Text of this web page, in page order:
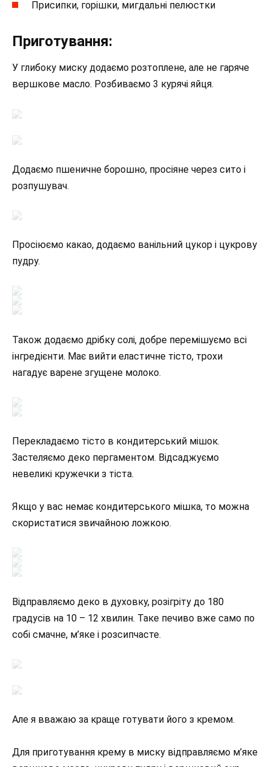
Присипки, горішки, мигдальні пелюстки
Приготування:
У глибоку миску додаємо розтоплене, але не гаряче
вершкове масло. Розбиваємо 3 курячі яйця.
Додаємо пшеничне борошно, просіяне через сито і
розпушувач.
Просіюємо какао, додаємо ванільний цукор і цукрову
пудру.
Також додаємо дрібку солі, добре перемішуємо всі
інгредієнти. Має вийти еластичне тісто, трохи
нагадує варене згущене молоко.
Перекладаємо тісто в кондитерський мішок.
Застеляємо деко пергаментом. Відсаджуємо
невеликі кружечки з тіста.
Якщо у вас немає кондитерського мішка, то можна
скористатися звичайною ложкою.
Відправляємо деко в духовку, розігріту до 180
градусів на 10 – 12 хвилин. Таке печиво вже само по
собі смачне, м’яке і розсипчасте.
Але я вважаю за краще готувати його з кремом.
Для приготування крему в миску відправляємо м’яке